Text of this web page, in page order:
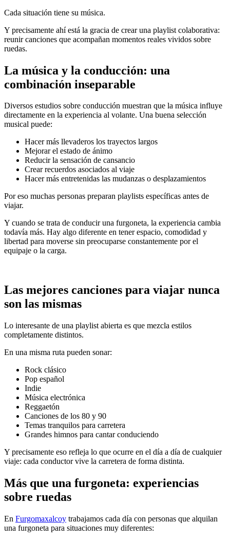
Cada situación tiene su música.
Y precisamente ahí está la gracia de crear una playlist colaborativa:
reunir canciones que acompañan momentos reales vividos sobre
ruedas.
La música y la conducción: una
combinación inseparable
Diversos estudios sobre conducción muestran que la música influye
directamente en la experiencia al volante. Una buena selección
musical puede:
Hacer más llevaderos los trayectos largos
Mejorar el estado de ánimo
Reducir la sensación de cansancio
Crear recuerdos asociados al viaje
Hacer más entretenidas las mudanzas o desplazamientos
Por eso muchas personas preparan playlists específicas antes de
viajar.
Y cuando se trata de conducir una furgoneta, la experiencia cambia
todavía más. Hay algo diferente en tener espacio, comodidad y
libertad para moverse sin preocuparse constantemente por el
equipaje o la carga.
Las mejores canciones para viajar nunca
son las mismas
Lo interesante de una playlist abierta es que mezcla estilos
completamente distintos.
En una misma ruta pueden sonar:
Rock clásico
Pop español
Indie
Música electrónica
Reggaetón
Canciones de los 80 y 90
Temas tranquilos para carretera
Grandes himnos para cantar conduciendo
Y precisamente eso refleja lo que ocurre en el día a día de cualquier
viaje: cada conductor vive la carretera de forma distinta.
Más que una furgoneta: experiencias
sobre ruedas
En Furgomaxalcoy trabajamos cada día con personas que alquilan
una furgoneta para situaciones muy diferentes: